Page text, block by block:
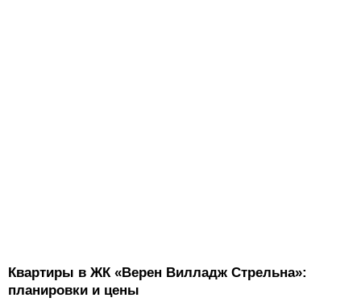
Квартиры в ЖК «Верен Вилладж Стрельна»:
планировки и цены